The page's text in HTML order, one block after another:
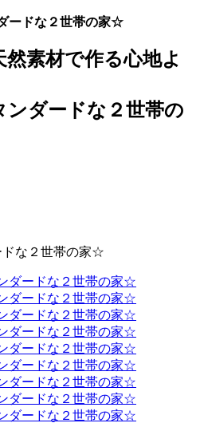
ードな２世帯の家☆
素材で作る心地よ
ダードな２世帯の